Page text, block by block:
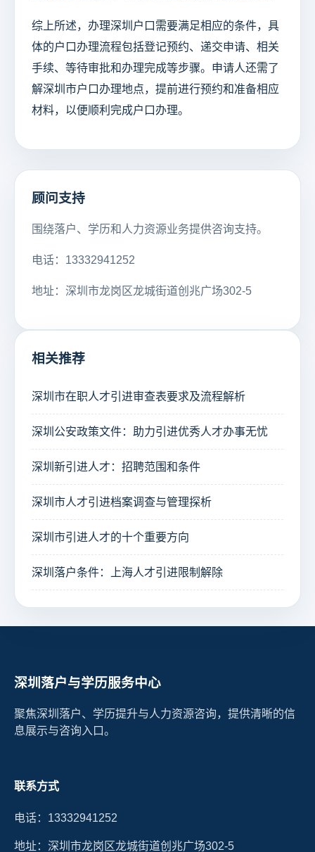
综上所述，办理深圳户口需要满足相应的条件，具
体的户口办理流程包括登记预约、递交申请、相关
手续、等待审批和办理完成等步骤。申请人还需了
解深圳市户口办理地点，提前进行预约和准备相应
材料，以便顺利完成户口办理。
顾问支持
围绕落户、学历和人力资源业务提供咨询支持。
电话：13332941252
地址：深圳市龙岗区龙城街道创兆广场302-5
相关推荐
深圳市在职人才引进审查表要求及流程解析
深圳公安政策文件：助力引进优秀人才办事无忧
深圳新引进人才：招聘范围和条件
深圳市人才引进档案调查与管理探析
深圳市引进人才的十个重要方向
深圳落户条件：上海人才引进限制解除
深圳落户与学历服务中心
聚焦深圳落户、学历提升与人力资源咨询，提供清晰的信
息展示与咨询入口。
联系方式
电话：13332941252
地址：深圳市龙岗区龙城街道创兆广场302-5